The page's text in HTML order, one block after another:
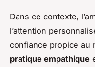
Dans ce contexte,
l’attention
confiance propice au
pratique empathique